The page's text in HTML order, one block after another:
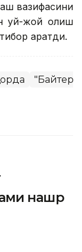
вазифасини
уй-жой олиш
қаратди.
нашр